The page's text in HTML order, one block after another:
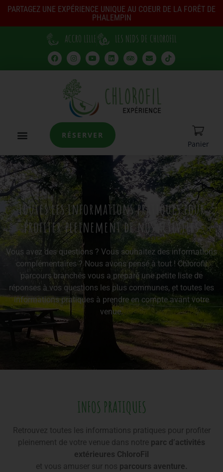
PARTAGEZ UNE EXPÉRIENCE UNIQUE AU COEUR DE LA FORÊT DE
PHALEMPIN
ACCRO LILLE LES NIDS DE CHLOROFIL
RÉSERVER
Panier
toutes les informations pratiques pour
profiter pleinement de nos activités
Vous avez des questions ? Vous souhaitez des informations
complémentaires ? Nous avons pensé à tout ! Chlorofil
parcours branchés vous a préparé une petite liste de
réponses à vos questions les plus communes, et toutes les
informations pratiques à prendre en compte avant votre
venue.
INFOS PRATIQUES
Retrouvez toutes les informations pratiques pour profiter
pleinement de votre venue dans notre parc d’activités
extérieures ChloroFil
et vous amuser sur nos parcours aventure.